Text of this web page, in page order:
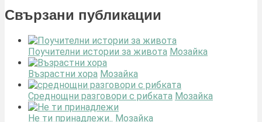
Свързани публикации
Поучителни истории за живота Мозайка
Възрастни хора Мозайка
Среднощни разговори с рибката Мозайка
Не ти принадлежи..
Мозайка